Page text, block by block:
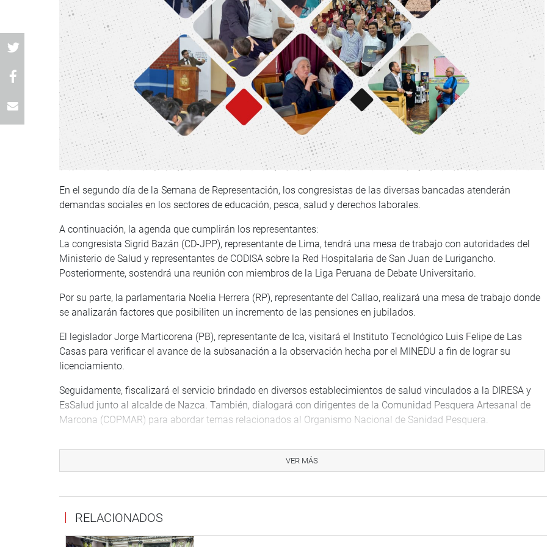
En el segundo día de la Semana de Representación, los congresistas de las diversas bancadas atenderán
demandas sociales en los sectores de educación, pesca, salud y derechos laborales.
A continuación, la agenda que cumplirán los representantes:
La congresista Sigrid Bazán (CD-JPP), representante de Lima, tendrá una mesa de trabajo con autoridades del
Ministerio de Salud y representantes de CODISA sobre la Red Hospitalaria de San Juan de Lurigancho.
Posteriormente, sostendrá una reunión con miembros de la Liga Peruana de Debate Universitario.
Por su parte, la parlamentaria Noelia Herrera (RP), representante del Callao, realizará una mesa de trabajo donde
se analizarán factores que posibiliten un incremento de las pensiones en jubilados.
El legislador Jorge Marticorena (PB), representante de Ica, visitará el Instituto Tecnológico Luis Felipe de Las
Casas para verificar el avance de la subsanación a la observación hecha por el MINEDU a fin de lograr su
licenciamiento.
Seguidamente, fiscalizará el servicio brindado en diversos establecimientos de salud vinculados a la DIRESA y
EsSalud junto al alcalde de Nazca. También, dialogará con dirigentes de la Comunidad Pesquera Artesanal de
Marcona (COPMAR) para abordar temas relacionados al Organismo Nacional de Sanidad Pesquera.
para visibilizar el problema de la falta de recurso humano, infraestructura y accesibilidad.
comunitario “Valle de Pocollay” para recabar estadísticas de los casos de ansiedad, depresión y bullying que se
dan en la zona.
El legislador Luis Aragón (Acción Popular), representante de Cusco, será parte de una mesa técnica de trabajo
VER MÁS
RELACIONADOS